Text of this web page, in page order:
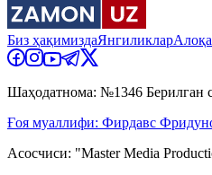
Биз ҳақимиздаЯнгиликларАлоқа
Шаҳодатнома: №1346 Берилган
Ғоя муаллифи: Фирдавс
Асосчиси: "Master Media